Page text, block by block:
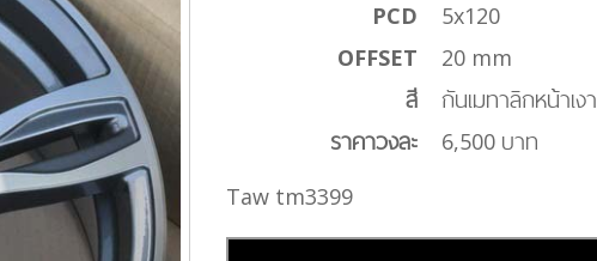
PCD
5x120
OFFSET
20 mm
สี
กันเมทาลิกหน้าเงา
ราคาวงละ
6,500 บาท
Taw tm3399